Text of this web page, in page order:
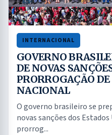
INTERNACIONAL
GOVERNO
DE NOVAS
PRORROGAÇÃO
NACIONAL
O governo brasileiro se
novas sanções dos
prorrog...